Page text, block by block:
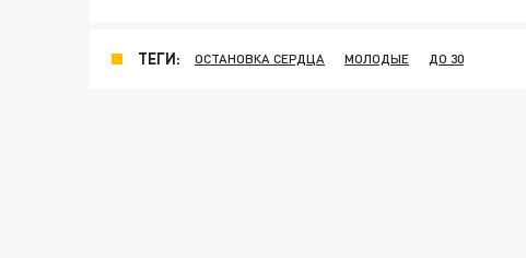
ТЕГИ: ОСТАНОВКА СЕРДЦА МОЛОДЫЕ ДО 30